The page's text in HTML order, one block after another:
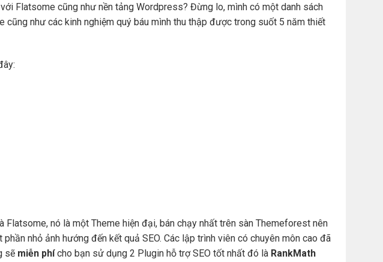
Flatsome cũng như nền tảng Wordpress? Đừng lo, mình có một danh sách
như các kinh nghiệm quý báu mình thu thập được trong suốt 5 năm thiết
Flatsome, nó là một Theme hiện đại, bán chạy nhất trên sàn Themeforest nên
nhỏ ảnh hướng đến kết quả SEO. Các lập trình viên có chuyên môn cao đã
sẽ miễn phícho bạn sử dụng 2 Plugin hỗ trợ SEO tốt nhất đó là RankMath